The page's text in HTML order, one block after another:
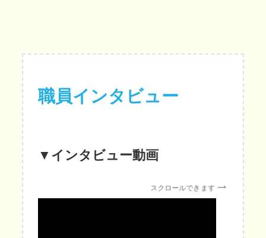
職員インタビュー
▼ インタビュー動画
スクロールできます